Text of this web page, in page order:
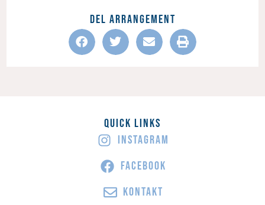
Del Arrangement
Quick Links
INSTAGRAM
FACEBOOK
KONTAKT